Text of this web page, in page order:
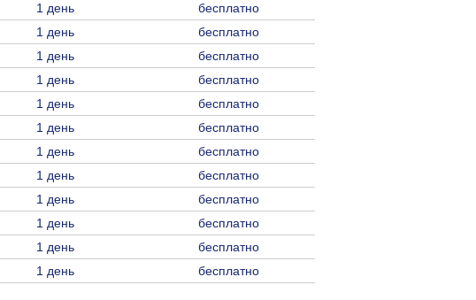
1 день
бесплатно
1 день
бесплатно
1 день
бесплатно
1 день
бесплатно
1 день
бесплатно
1 день
бесплатно
1 день
бесплатно
1 день
бесплатно
1 день
бесплатно
1 день
бесплатно
1 день
бесплатно
1 день бесплатно